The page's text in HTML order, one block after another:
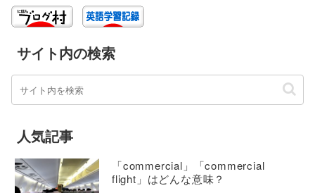
サイト内の検索
人気記事
「commercial」「commercial
flight」はどんな意味？